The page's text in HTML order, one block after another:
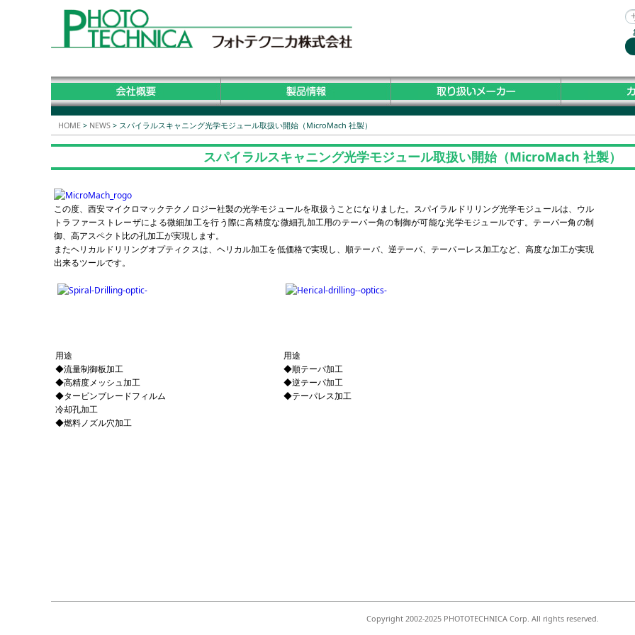
HOME > NEWS > スパイラルスキャニング光学モジュール取扱い開始（MicroMach 社製）
スパイラルスキャニング光学モジュール取扱い開始（MicroMach 社製）
この度、⻄安マイクロマックテクノロジー社製の光学モジュールを取扱うことになりました。スパイラルドリリング光学モジュールは、ウル
トラファーストレーザによる微細加⼯を⾏う際に⾼精度な微細孔加⼯⽤のテーパー⾓の制御が可能な光学モジュールです。テーパー⾓の制
御、⾼アスペクト⽐の孔加⼯が実現します。
またヘリカルドリリングオプティクスは、ヘリカル加⼯を低価格で実現し、順テーパ、逆テーパ、テーパーレス加⼯など、⾼度な加⼯が実現
出来るツールです。
⽤途
◆流量制御板加⼯
◆⾼精度メッシュ加⼯
◆タービンブレードフィルム
冷却孔加⼯
◆燃料ノズル⽳加⼯
⽤途
◆順テーパ加⼯
◆逆テーパ加⼯
◆テーパレス加⼯
Copyright 2002-2025 PHOTOTECHNICA Corp. All rights reserved.